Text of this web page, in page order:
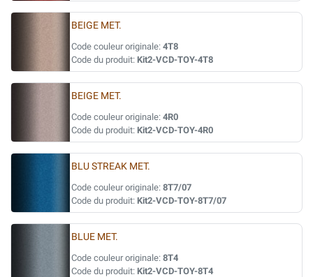
BEIGE MET.
Code couleur originale: 4T8
Code du produit: Kit2-VCD-TOY-4T8
BEIGE MET.
Code couleur originale: 4R0
Code du produit: Kit2-VCD-TOY-4R0
BLU STREAK MET.
Code couleur originale: 8T7/07
Code du produit: Kit2-VCD-TOY-8T7/07
BLUE MET.
Code couleur originale: 8T4
Code du produit: Kit2-VCD-TOY-8T4